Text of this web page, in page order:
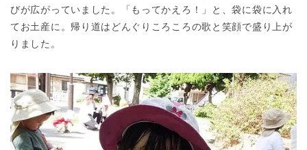
びが広がっていました。「もってかえろ！」と、袋に袋に入れ
てお土産に。帰り道はどんぐりころころの歌と笑顔で盛り上が
りました。